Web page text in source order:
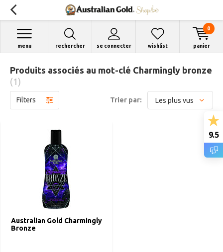
rechercher se connecter
menu wishlist panier
0
Produits associés au mot-clé Charmingly bronze
(1)
Filters Trier par:
Australian Gold Charmingly
Bronze
9.5